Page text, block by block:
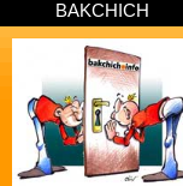
BAKCHICH